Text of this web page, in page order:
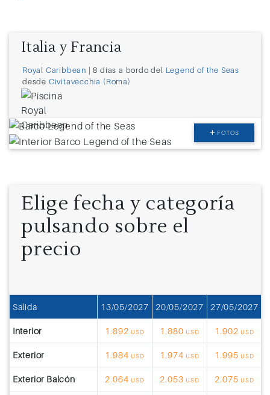
Italia y Francia
Royal Caribbean | 8 días a bordo del Legend of the Seas
desde Civitavecchia (Roma)
FOTOS
Elige fecha y categoría
pulsando sobre el
precio
Salida 13/05/2027 20/05/2027 27/05/2027
Interior 1.892 USD 1.880 USD 1.902 USD
Exterior 1.984 USD 1.974 USD 1.995 USD
Exterior Balcón 2.064 USD 2.053 USD 2.075 USD